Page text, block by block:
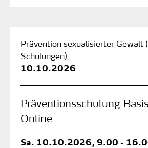
Prävention sexualisierter Gewalt
Schulungen)
10.10.2026
Präventionsschulung
Online
Sa. 10.10.2026, 9.00 -